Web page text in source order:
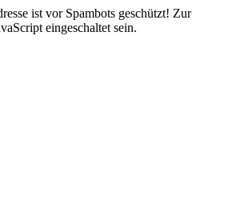
ist vor Spambots geschützt! Zur
eingeschaltet sein.